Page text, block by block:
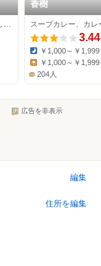
香樹
3.44
Dinner:
￥1,000～￥1,999
￥1,000～￥1,999
204人
広告を非表示
編集
住所を編集